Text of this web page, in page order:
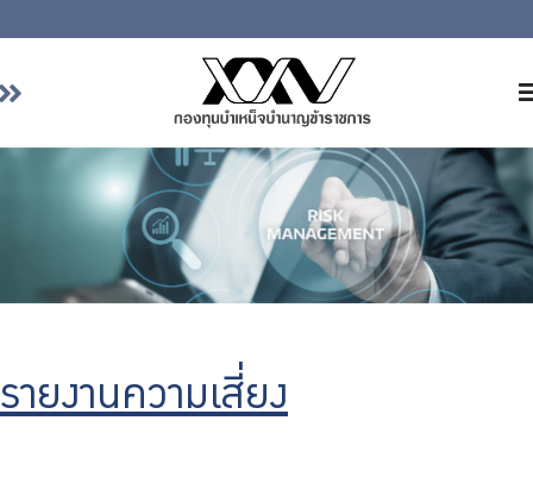
หน้าหลัก
เกี่ยวกับ กบข.
รายงานผลการดำเนินงาน
รายงานความเสี่ยง